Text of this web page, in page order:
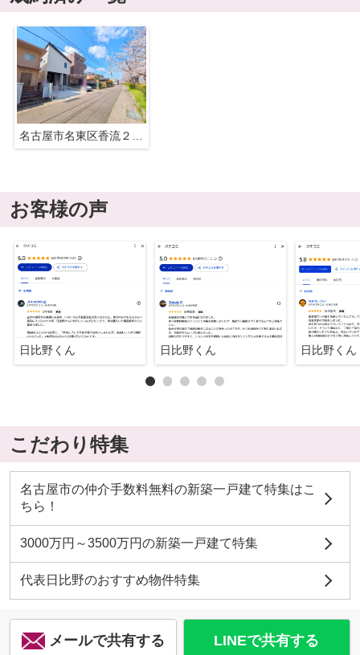
お客様の声
日比野くん 日比野くん 日比野くん
こだわり特集
名古屋市の仲介手数料無料の新築一戸建て特集はこ
ちら！
3000万円～3500万円の新築一戸建て特集
代表日比野のおすすめ物件特集
メールで共有する LINEで共有する